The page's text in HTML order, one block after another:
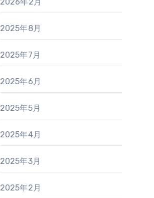
2025年8月
2025年7月
2025年6月
2025年5月
2025年4月
2025年3月
2025年2月